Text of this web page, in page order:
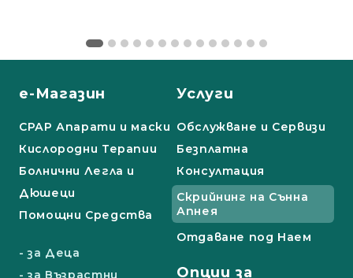
е-Магазин
СРАР Апарати и маски
Кислородни Терапии
Болнични Легла и
Дюшеци
Помощни Средства
- за Деца
- за Възрастни
Услуги
Обслужване и Сервизи
Безплатна
Консултация
Скрийнинг на Сънна
Апнея
Отдаване под Наем
Опции за